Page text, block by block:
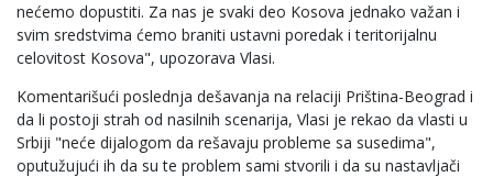
nećemo dopustiti. Za nas je svaki deo Kosova jednako važan i
svim sredstvima ćemo braniti ustavni poredak i teritorijalnu
celovitost Kosova", upozorava Vlasi.
Komentarišući poslednja dešavanja na relaciji Priština-Beograd i
da li postoji strah od nasilnih scenarija, Vlasi je rekao da vlasti u
Srbiji "neće dijalogom da rešavaju probleme sa susedima",
oputužujući ih da su te problem sami stvorili i da su nastavljači